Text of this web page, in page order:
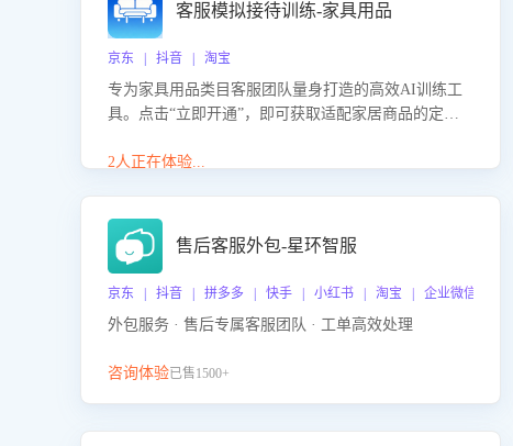
客服模拟接待训练-家具用品
京东 | 抖音 | 淘宝
专为家具用品类目客服团队量身打造的高效AI训练工
具。点击“立即开通”，即可获取适配家居商品的定制
客服在家具用品功能、尺寸参数咨询等高频场景下的
2人正在体验...
售后客服外包-星环智服
京东 | 抖音 | 拼多多 | 快手 | 小红书 | 淘宝 | 企业微信
外包服务 · 售后专属客服团队 · 工单高效处理
咨询体验已售1500+